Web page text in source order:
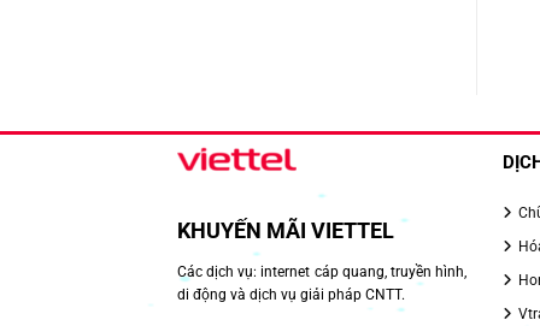
KHUYẾN MÃI VIETTEL
Các dịch vụ: internet cáp quang, truyền hình,
di động và dịch vụ giải pháp CNTT.